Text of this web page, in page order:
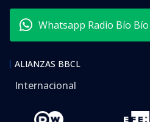
Whatsapp Radio Bío Bío
ALIANZAS BBCL
Internacional